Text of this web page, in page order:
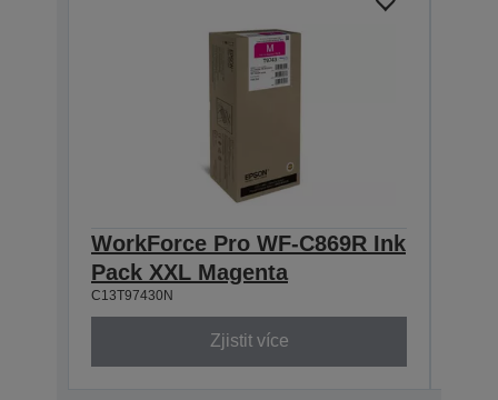
WorkForce Pro WF-C869R Ink
Pack XXL Magenta
C13T97430N
Zjistit více